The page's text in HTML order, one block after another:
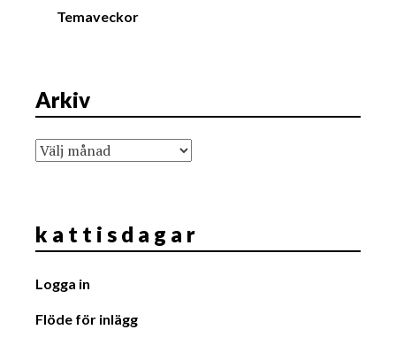
Temaveckor
Arkiv
Arkiv
k a t t i s d a g a r
Logga in
Flöde för inlägg